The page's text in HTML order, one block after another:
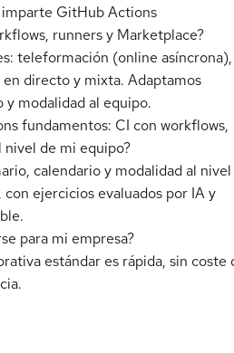
imparte GitHub Actions
runners y Marketplace?
teleformación (online asíncrona),
directo y mixta. Adaptamos
modalidad al equipo.
fundamentos: CI con workflows,
de mi equipo?
calendario y modalidad al
ejercicios evaluados por IA y
para mi empresa?
estándar es rápida, sin coste